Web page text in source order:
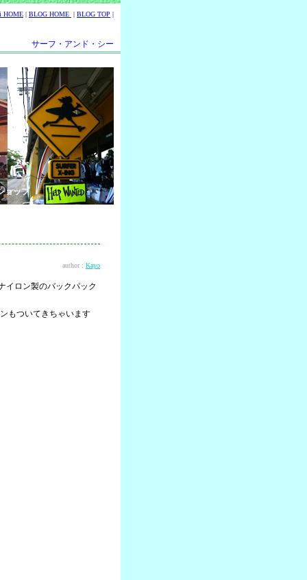
HOME | BLOG HOME | BLOG TOP |
サーフ・アンド・シー
ョップ
author : Kayo
イロン製のバックパック
もついてきちゃいます